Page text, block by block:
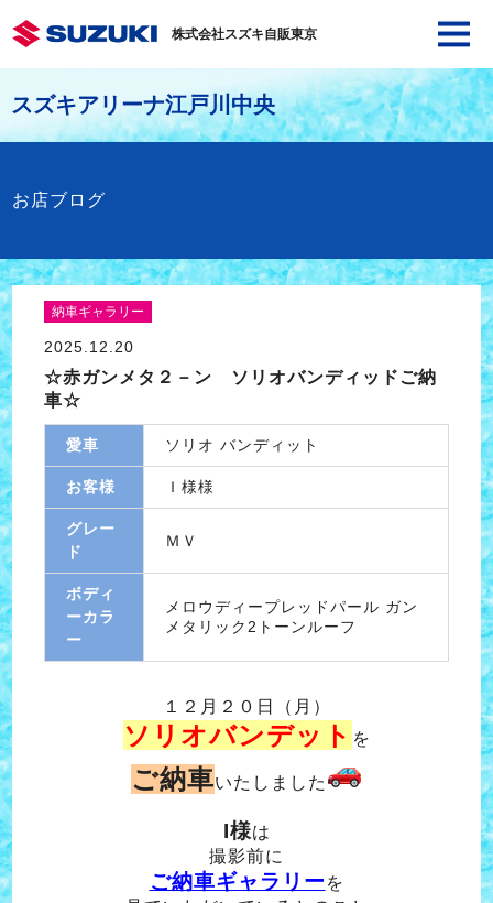
株式会社スズキ自販東京
スズキアリーナ江戸川中央
お店ブログ
納車ギャラリー
2025.12.20
☆赤ガンメタ２－ン ソリオバンディッドご納
車☆
愛車 ソリオ バンディット
お客様 Ｉ様様
グレー
ド
ＭＶ
ボディ
ーカラ
ー
メロウディープレッドパール ガン
メタリック2トーンルーフ
１２月２０日（月）
ソリオバンデット を
ご納車いたしました
I様は
撮影前に
ご納車ギャラリー を